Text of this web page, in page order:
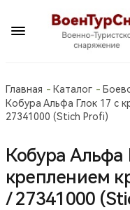
Главная Каталог
Кобура Альфа Глок 17 с
27341000 (Stiсh Profi)
Кобура Альфа
креплением
/ 27341000